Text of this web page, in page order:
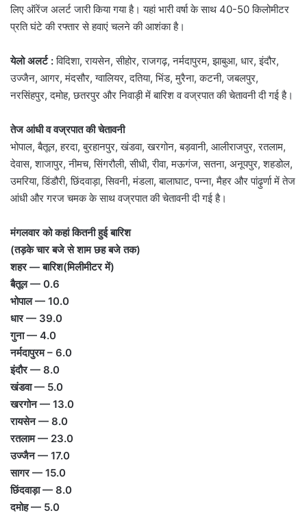
लिए ऑरेंज अलर्ट जारी किया गया है। यहां भारी वर्षा के साथ 40-50 किलोमीटर
प्रति घंटे की रफ्तार से हवाएं चलने की आशंका है।
येलो अलर्ट :विदिशा, रायसेन, सीहोर, राजगढ़, नर्मदापुरम, झाबुआ, धार, इंदौर,
उज्जैन, आगर, मंदसौर, ग्वालियर, दतिया, भिंड, मुरैना, कटनी, जबलपुर,
नरसिंहपुर, दमोह, छतरपुर और निवाड़ी में बारिश व वज्रपात की चेतावनी दी गई है।
तेज आंधी व वज्रपात की चेतावनी
भोपाल, बैतूल, हरदा, बुरहानपुर, खंडवा, खरगोन, बड़वानी, आलीराजपुर, रतलाम,
देवास, शाजापुर, नीमच, सिंगरौली, सीधी, रीवा, मऊगंज, सतना, अनूपपुर, शहडोल,
उमरिया, डिंडौरी, छिंदवाड़ा, सिवनी, मंडला, बालाघाट, पन्ना, मैहर और पांढ़ुर्णा में तेज
आंधी और गरज चमक के साथ वज्रपात की चेतावनी दी गई है।
मंगलवार को कहां कितनी हुई बारिश
(तड़के चार बजे से शाम छह बजे तक)
शहर — बारिश(मिलीमीटर में)
बैतूल — 0.6
भोपाल — 10.0
धार — 39.0
गुना — 4.0
नर्मदापुरम – 6.0
इंदौर — 8.0
खंडवा — 5.0
खरगोन — 13.0
रायसेन — 8.0
रतलाम — 23.0
उज्जैन — 17.0
सागर — 15.0
छिंदवाड़ा — 8.0
दमोह — 5.0